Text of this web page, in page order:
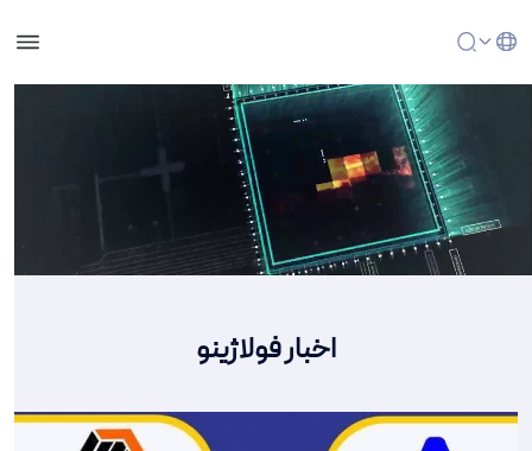
خانه - مرکز نوآوری شرکت فولاد آلیاژی ایران
اخبار فولاژینو